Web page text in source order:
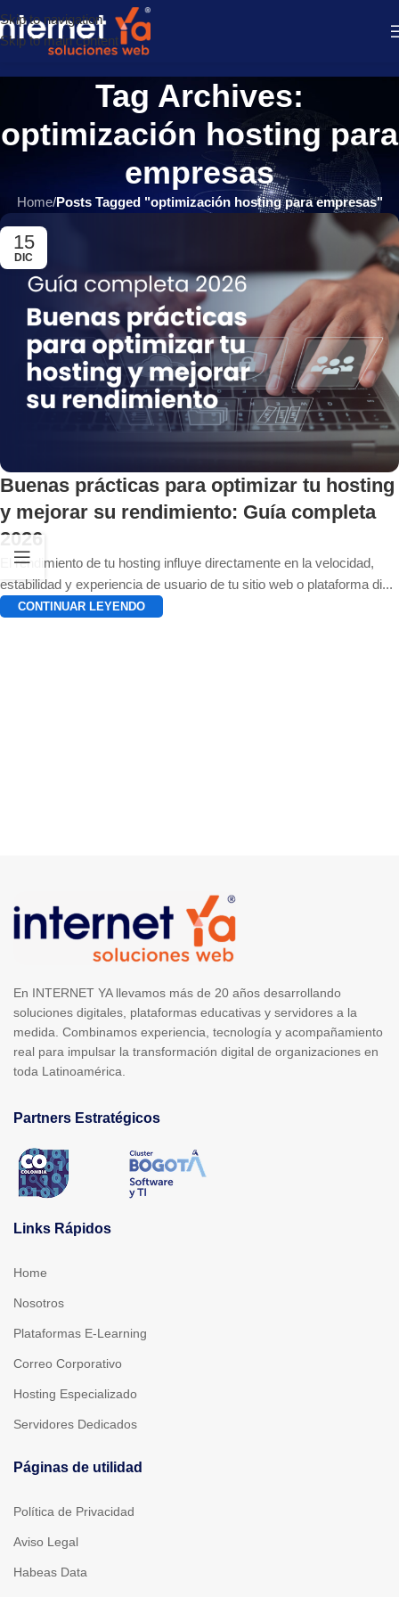
Skip to navigation
Skip to main content
Tag Archives:
optimización hosting para
empresas
Home/Posts Tagged "optimización hosting para empresas"
15
DIC
Buenas prácticas para optimizar tu hosting
y mejorar su rendimiento: Guía completa
2026
El rendimiento de tu hosting influye directamente en la velocidad,
estabilidad y experiencia de usuario de tu sitio web o plataforma di...
CONTINUAR LEYENDO
En INTERNET YA llevamos más de 20 años desarrollando
soluciones digitales, plataformas educativas y servidores a la
medida. Combinamos experiencia, tecnología y acompañamiento
real para impulsar la transformación digital de organizaciones en
toda Latinoamérica.
Partners Estratégicos
Links Rápidos
Home
Nosotros
Plataformas E-Learning
Correo Corporativo
Hosting Especializado
Servidores Dedicados
Páginas de utilidad
Política de Privacidad
Aviso Legal
Habeas Data